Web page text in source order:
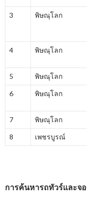
3 พิษณุโลก
4 พิษณุโลก
5 พิษณุโลก
6 พิษณุโลก
7 พิษณุโลก
8 เพชรบูรณ์
การค้นหารถทัวร์และจ